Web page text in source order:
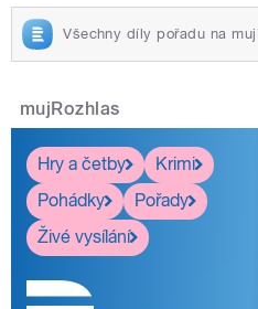
Všechny díly pořadu na
mujRozhlas
Hry a četby
Krimi
Pohádky
Pořady
Živé vysílání